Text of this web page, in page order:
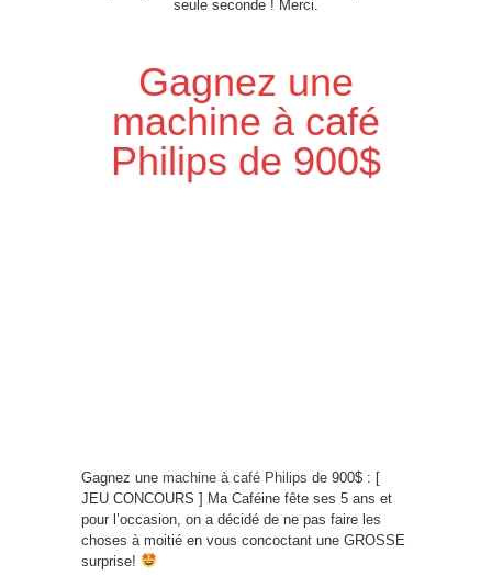
seule seconde ! Merci.
Gagnez une
machine à café
Philips de 900$
Gagnez une machine à café Philips de 900$ : [
JEU CONCOURS ] Ma Caféine fête ses 5 ans et
pour l’occasion, on a décidé de ne pas faire les
choses à moitié en vous concoctant une GROSSE
surprise!